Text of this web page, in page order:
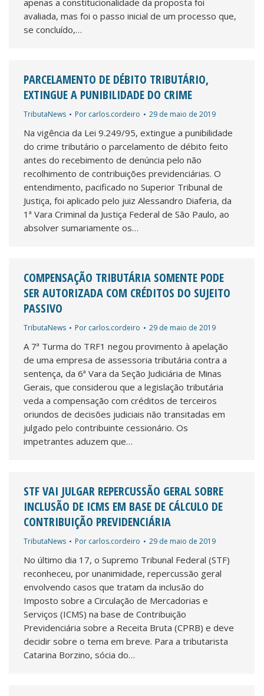
apenas a constitucionalidade da proposta foi
avaliada, mas foi o passo inicial de um processo que,
se concluído,…
PARCELAMENTO DE DÉBITO TRIBUTÁRIO,
EXTINGUE A PUNIBILIDADE DO CRIME
TributaNews Por carlos.cordeiro 29 de maio de 2019
Na vigência da Lei 9.249/95, extingue a punibilidade
do crime tributário o parcelamento de débito feito
antes do recebimento de denúncia pelo não
recolhimento de contribuições previdenciárias. O
entendimento, pacificado no Superior Tribunal de
Justiça, foi aplicado pelo juiz Alessandro Diaferia, da
1ª Vara Criminal da Justiça Federal de São Paulo, ao
absolver sumariamente os…
COMPENSAÇÃO TRIBUTÁRIA SOMENTE PODE
SER AUTORIZADA COM CRÉDITOS DO SUJEITO
PASSIVO
TributaNews Por carlos.cordeiro 29 de maio de 2019
A 7ª Turma do TRF1 negou provimento à apelação
de uma empresa de assessoria tributária contra a
sentença, da 6ª Vara da Seção Judiciária de Minas
Gerais, que considerou que a legislação tributária
veda a compensação com créditos de terceiros
oriundos de decisões judiciais não transitadas em
julgado pelo contribuinte cessionário. Os
impetrantes aduzem que…
STF VAI JULGAR REPERCUSSÃO GERAL SOBRE
INCLUSÃO DE ICMS EM BASE DE CÁLCULO DE
CONTRIBUIÇÃO PREVIDENCIÁRIA
TributaNews Por carlos.cordeiro 29 de maio de 2019
No último dia 17, o Supremo Tribunal Federal (STF)
reconheceu, por unanimidade, repercussão geral
envolvendo casos que tratam da inclusão do
Imposto sobre a Circulação de Mercadorias e
Serviços (ICMS) na base de Contribuição
Previdenciária sobre a Receita Bruta (CPRB) e deve
decidir sobre o tema em breve. Para a tributarista
Catarina Borzino, sócia do…